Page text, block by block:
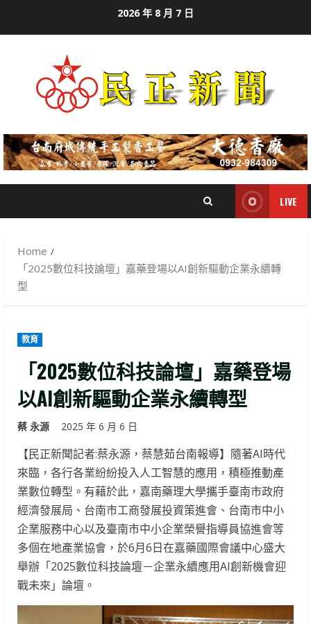
2026 年 8 月 7 日
LIVE
Home
「2025數位科技論壇」嘉藥登場以AI創新驅動企業永續轉
型
教育
「2025數位科技論壇」嘉藥登場
以AI創新驅動企業永續轉型
蔡 永源 2025 年 6 月 6 日
【民正新聞記者:蔡永源，蔡慧茹台南報導】隨著AI時代
來臨，各行各業紛紛投入人工智慧的應用，積極推動產
業數位轉型。有藉於此，嘉南藥理大學攜手臺南市政府
經濟發展局、台南市工商發展投資策進會、台南市中小
企業服務中心以及臺南市中小企業榮譽指導員協進會等
多個在地產業協會，於6月6日在嘉藥國際會議中心盛大
舉辦「2025數位科技論壇－企業永續應用AI創新機會迎
戰未來」論壇。